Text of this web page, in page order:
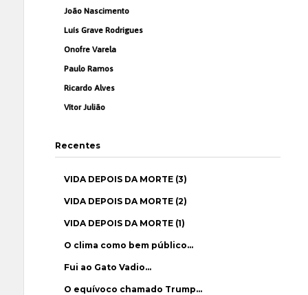
João Nascimento
Luís Grave Rodrigues
Onofre Varela
Paulo Ramos
Ricardo Alves
Vítor Julião
Recentes
VIDA DEPOIS DA MORTE (3)
VIDA DEPOIS DA MORTE (2)
VIDA DEPOIS DA MORTE (1)
O clima como bem público…
Fui ao Gato Vadio…
O equívoco chamado Trump…